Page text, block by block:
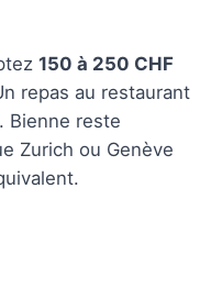
150 à 250 CHF
repas au restaurant
Bienne reste
Zurich ou Genève